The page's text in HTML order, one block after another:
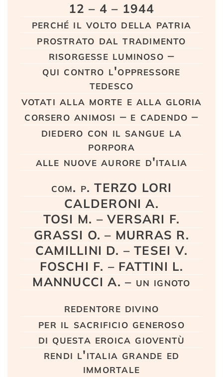
12 – 4 – 1944
perché il volto della patria
prostrato dal tradimento
risorgesse luminoso –
qui contro l'oppressore
tedesco
votati alla morte e alla gloria
corsero animosi – e cadendo –
diedero con il sangue la
porpora
alle nuove aurore d'italia
com. p. TERZO LORI
CALDERONI A.
TOSI M. – VERSARI F.
GRASSI O. – MURRAS R.
CAMILLINI D. – TESEI V.
FOSCHI F. – FATTINI L.
MANNUCCI A. – un ignoto
redentore divino
per il sacrificio generoso
di questa eroica gioventù
rendi l'italia grande ed
immortale